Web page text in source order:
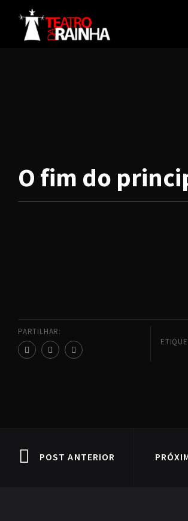
O fim do
PARTILHAR:
POST ANTERIOR